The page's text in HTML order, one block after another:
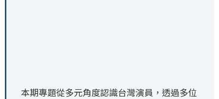
本期專題從多元角度認識台灣演員，透過多位